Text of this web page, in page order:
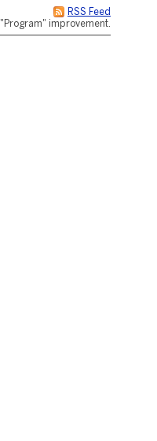
RSS Feed
improvement.